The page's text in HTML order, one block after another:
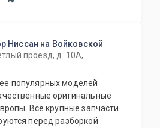
Ниссан на Войковской
проезд, д. 10А,
популярных моделей
оригинальные
Все крупные запчасти
перед разборкой